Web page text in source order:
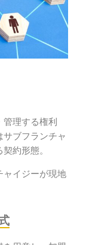
管理する権利
サブフランチャ
約形態。
ャイジーが現地